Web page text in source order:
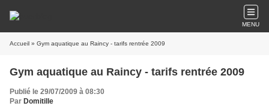
MENU
Accueil » Gym aquatique au Raincy - tarifs rentrée 2009
Gym aquatique au Raincy - tarifs rentrée 2009
Publié le 29/07/2009 à 08:30
Par Domitille